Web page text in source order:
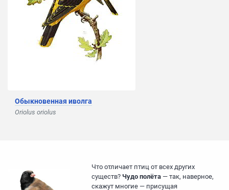
Обыкновенная иволга
Oriolus oriolus
Что отличает птиц от всех других
существ? Чудо полёта — так, наверное,
скажут многие — присущая